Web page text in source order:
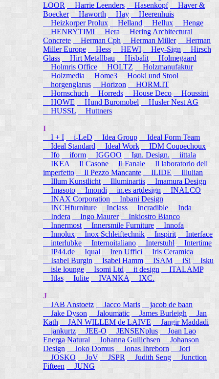
LOOR
Harrie Leenders Hasenkopf
Haver &
Boecker
Haworth Hay
Heerenhuis
Heizkorper Prolux
Helland Hellux
Henge
HENRYTIMI
Hera
Hering Architectural
Concrete
Herman Cph Herman Miller
Herman
Miller Europe
Hess HEWI Hey-Sign
Hirsch
Glass
Hirt Metallbau Hisbalit
Holmegaard
Holmris Office
HOLTZ
Holzmanufaktur
Holzmedia
Home3
Hookl und Stool
horgenglarus
Horizon
HORM.IT
Hornschuch
Horreds House Deco
Houssini
HOWE
Hund Buromobel
Husler Nest AG
HUSSL
Huttners
I
I + I
i-LeD Idea Group
Ideal Form Team
Ideal Standard
Ideal Work
IDM Coupechoux
Ifo
iform IGGOO Ign. Design.
iittala
IKEA
Il Casone Il Fanale
Il laboratorio dell
imperfetto
Il Pezzo Mancante ILIDE
Illulian
Illum Kunstlicht
Illuminartis
Imamura Design
Imasoto
Imondi in.es artdesign
INALCO
INAX Corporation
Inbani Design
INCHfurniture
Inclass Incradible
Inda
Indera
Ingo Maurer
Inkiostro Bianco
Innermost
Innersmile Furniture
Innofa
Innolux
Inox Schleiftechnik Inspirit
Interface
interlubke
Internoitaliano Interstuhl
Intertime
IP44.de
Iqual Iren Uffici
Iris Ceramica
Isabel Burgin
Isabel Hamm ISAM iSi Isku
isle lounge
Isomi Ltd it design
ITALAMP
Itlas
Iulite IVANKA IXC.
J
JAB Anstoetz
Jacco Maris
jacob de baan
Jake Dyson
Jaloumatic James Burleigh
Jan
Kath
JAN WILLEM de LAIVE
Jangir Maddadi
jankurtz JEE-O JENSENplus
Joan Lao
Energa Natural
Johanna Gullichsen
Johanson
Design
Joko Domus Jonas Ihreborn
Jori
JOSKO
JoV JSPR Judith Seng
Junction
Fifteen
JUNG